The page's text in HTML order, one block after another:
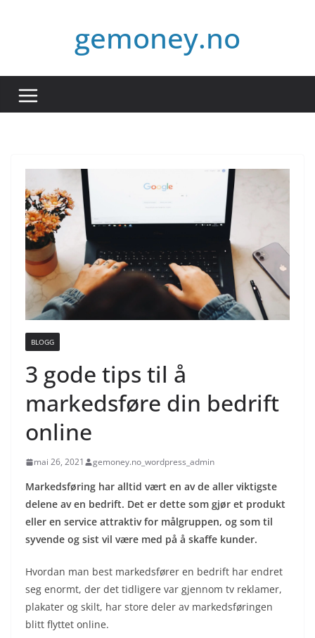
gemoney.no
BLOGG
3 gode tips til å
markedsføre din bedrift
online
mai 26, 2021 gemoney.no_wordpress_admin
Markedsføring har alltid vært en av de aller viktigste
delene av en bedrift. Det er dette som gjør et produkt
eller en service attraktiv for målgruppen, og som til
syvende og sist vil være med på å skaffe kunder.
Hvordan man best markedsfører en bedrift har endret
seg enormt, der det tidligere var gjennom tv reklamer,
plakater og skilt, har store deler av markedsføringen
blitt flyttet online.